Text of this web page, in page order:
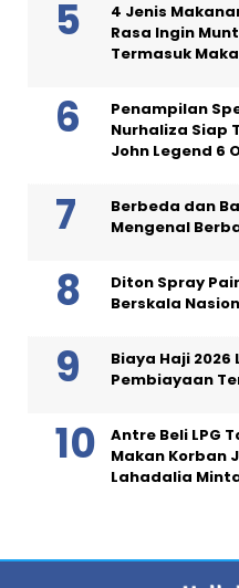
4 Jenis
Rasa Ingin
Termasuk
Penampilan
Nurhaliza Siap
John Legend 6
Berbeda dan
Mengenal
Diton Spray
Berskala
Biaya Haji 2026
Pembiayaan
Antre Beli LPG
Makan Korban
Lahadalia